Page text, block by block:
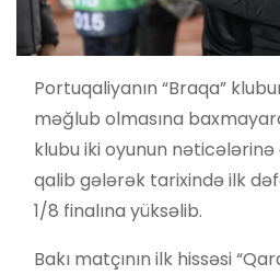
Portuqaliyanın “Braqa”
məğlub olmasına
klubu iki oyunun nəticələrinə
qalib gələrək tarixində ilk
1/8 finalına yüksəlib.
Bakı matçının ilk hissəsi